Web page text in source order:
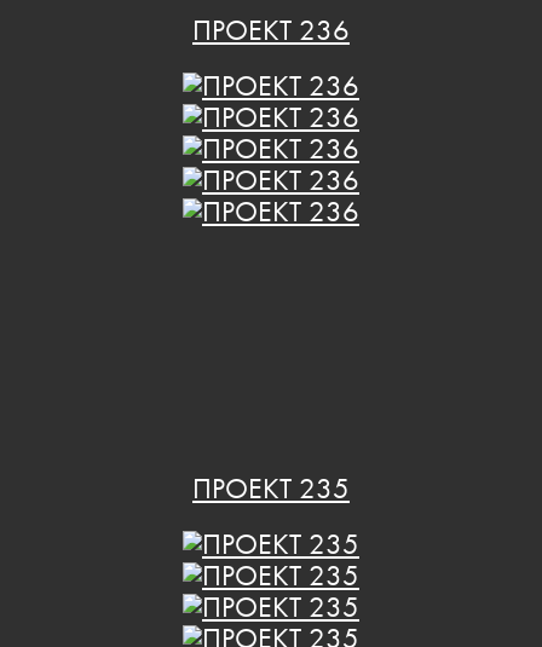
ПРОЕКТ 236
ПРОЕКТ 235